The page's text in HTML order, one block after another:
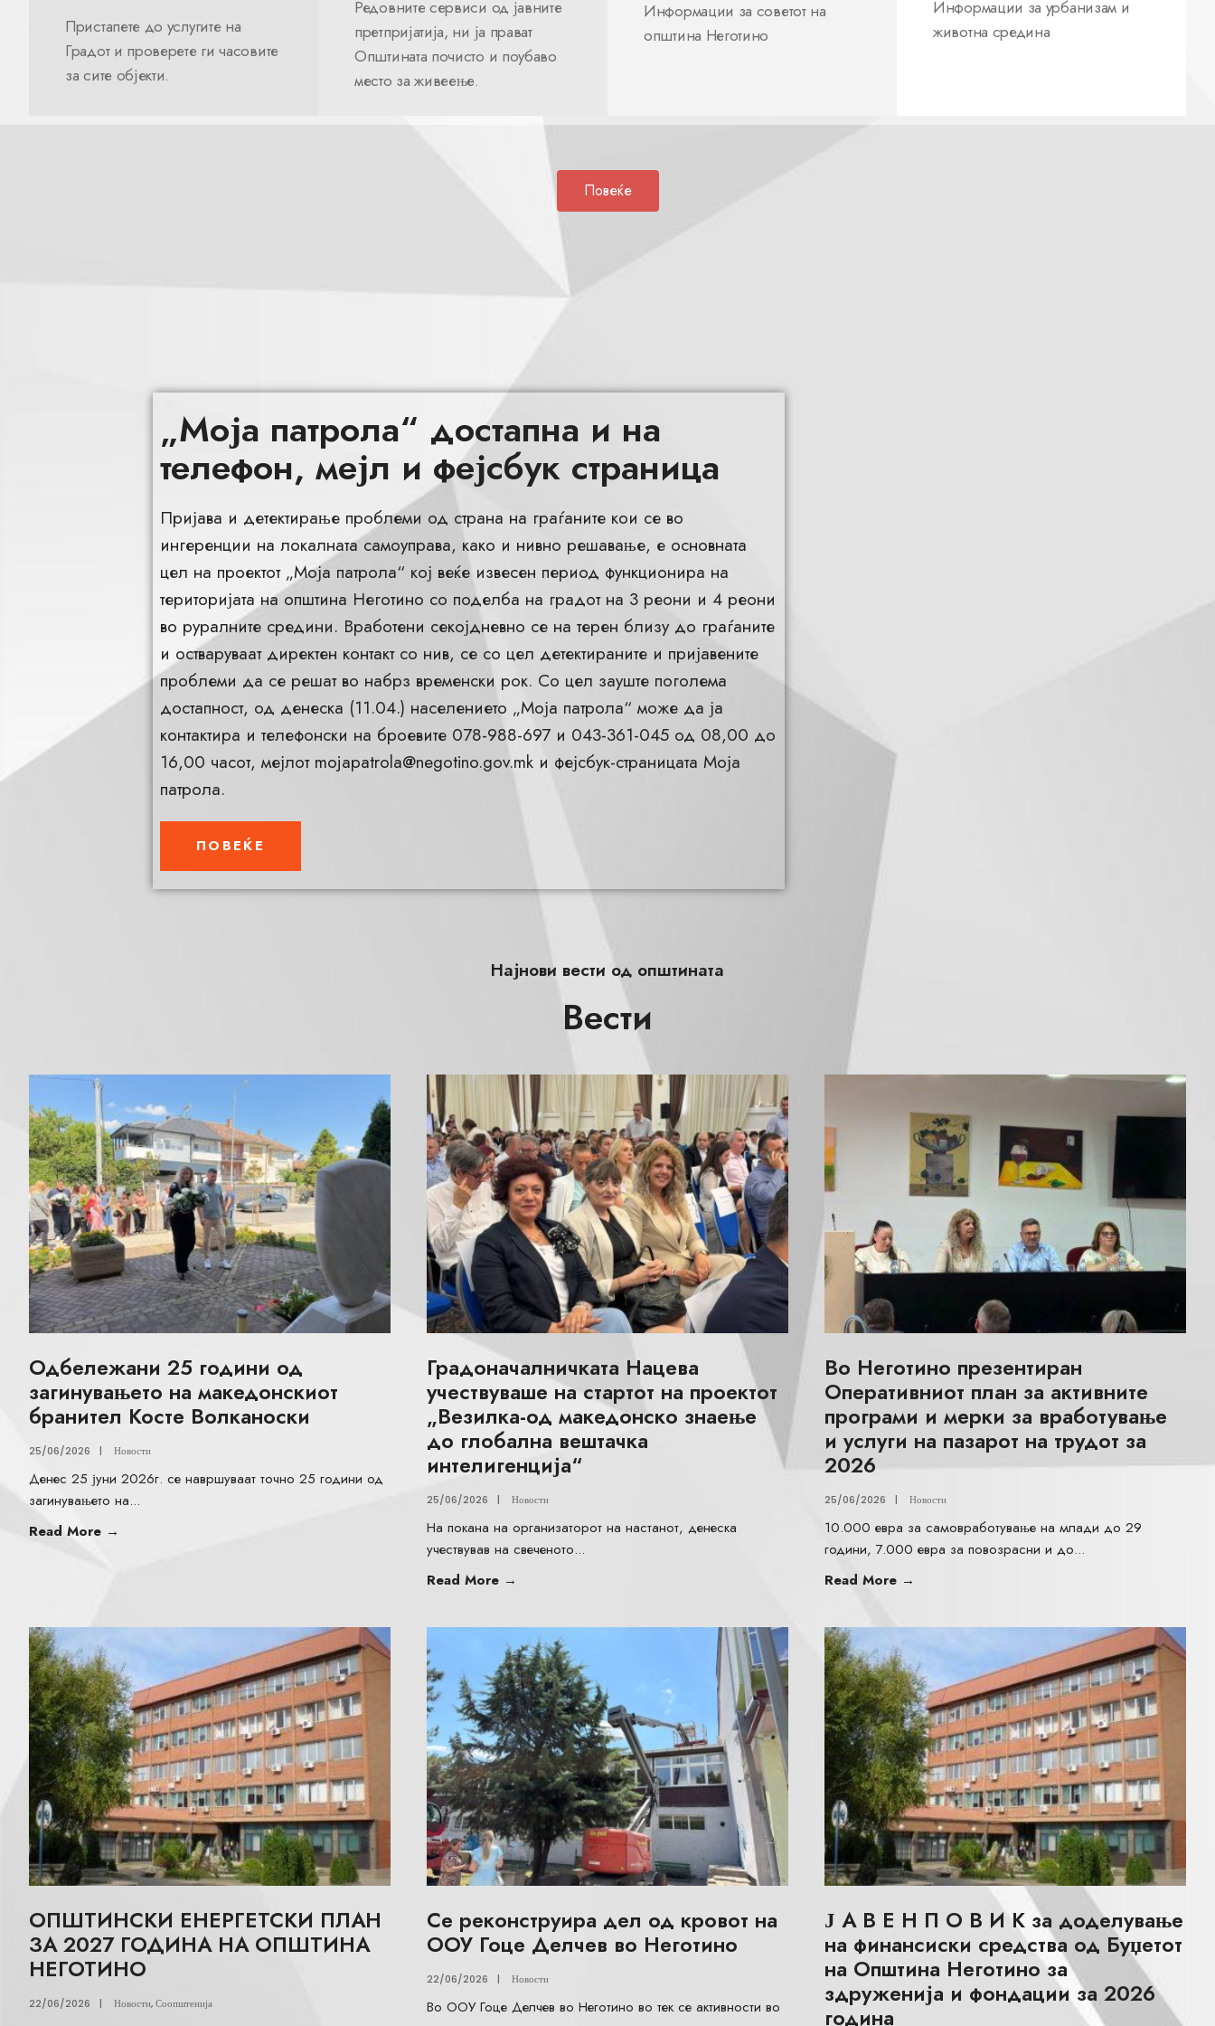
Пристапете до услугите на
Градот и проверете ги часовите
за сите објекти.
Редовните сервиси од јавните
претпријатија, ни ја прават
Општината почисто и поубаво
место за живеење.
Информации за советот на
општина Неготино
Информации за урбанизам и
животна средина
Повеќе
„Моја патрола“ достапна и на
телефон, мејл и фејсбук страница
Пријава и детектирање проблеми од страна на граѓаните кои се во
ингеренции на локалната самоуправа, како и нивно решавање, е основната
цел на проектот „Моја патрола“ кој веќе извесен период функционира на
територијата на општина Неготино со поделба на градот на 3 реони и 4 реони
во руралните средини. Вработени секојдневно се на терен близу до граѓаните
и остваруваат директен контакт со нив, се со цел детектираните и пријавените
проблеми да се решат во набрз временски рок. Со цел зауште поголема
достапност, од денеска (11.04.) населението „Моја патрола“ може да ја
контактира и телефонски на броевите 078-988-697 и 043-361-045 од 08,00 до
16,00 часот, мејлот mojapatrola@negotino.gov.mk и фејсбук-страницата Моја
патрола.
ПОВЕЌЕ
Најнови вести од општината
Вести
Одбележани 25 години од
загинувањето на македонскиот
бранител Косте Волканоски
25/06/2026 | Новости
Денес 25 јуни 2026г. се навршуваат точно 25 години од
загинувањето на...
Read More →
Градоначалничката Нацева
учествуваше на стартот на проектот
„Везилка-од македонско знаење
до глобална вештачка
интелигенција“
25/06/2026 | Новости
На покана на организаторот на настанот, денеска
учествував на свеченото...
Read More →
Во Неготино презентиран
Оперативниот план за активните
програми и мерки за вработување
и услуги на пазарот на трудот за
2026
25/06/2026 | Новости
10.000 евра за самовработување на млади до 29
години, 7.000 евра за повозрасни и до...
Read More →
ОПШТИНСКИ ЕНЕРГЕТСКИ ПЛАН
ЗА 2027 ГОДИНА НА ОПШТИНА
НЕГОТИНО
22/06/2026 | Новости,Соопштенија
Се реконструира дел од кровот на
ООУ Гоце Делчев во Неготино
22/06/2026 | Новости
Во ООУ Гоце Делчев во Неготино во тек се активности во
Ј А В Е Н П О В И К за доделување
на финансиски средства од Буџетот
на Општина Неготино за
здруженија и фондации за 2026
година